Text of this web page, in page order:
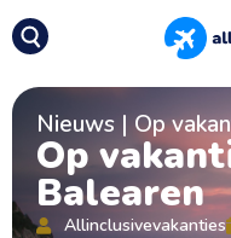
Nieuws |Op
Op
Balearen
Allinclusivevakanties